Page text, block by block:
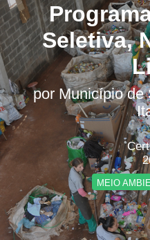
Seletiva,
por Município de
MEIO